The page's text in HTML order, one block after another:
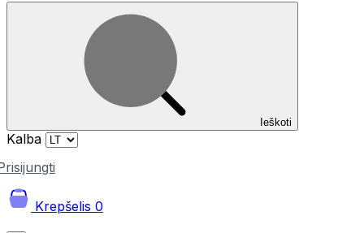
Ieškoti
Kalba
Krepšelis 0